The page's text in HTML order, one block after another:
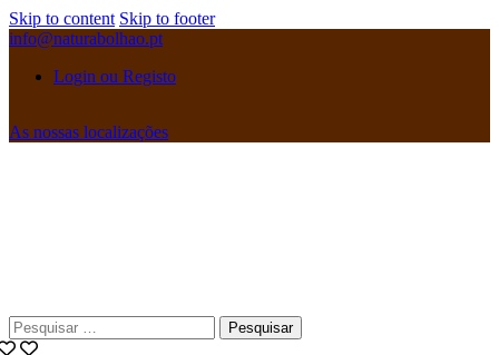
Skip to content Skip to footer
info@naturabolhao.pt
Login ou Registo
As nossas localizações
Pesquisar
por: